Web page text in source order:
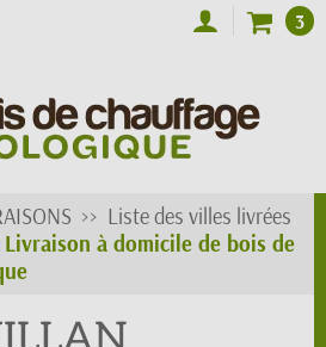
3
Liste des villes livrées
Livraison à domicile de bois de